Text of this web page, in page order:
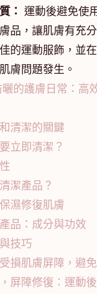
： 運動後避免使
品，讓肌膚有充
的運動服飾，並
膚問題發生。
的護膚日常：高
清潔的關鍵
立即清潔？
潔產品？
濕修復肌膚
品：成分與功效
技巧
損肌膚屏障，避
屏障修復：運動